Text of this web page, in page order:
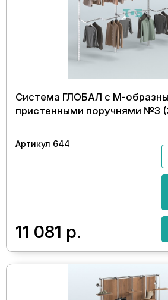
Система ГЛОБАЛ с М-
пристенными поручнями №3
Артикул 644
11 081 р.